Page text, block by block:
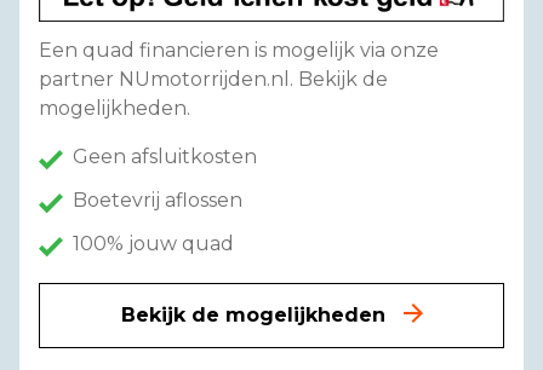
Een quad financieren is mogelijk via onze
partner NUmotorrijden.nl. Bekijk de
mogelijkheden.
Geen afsluitkosten
Boetevrij aflossen
100% jouw quad
Bekijk de mogelijkheden